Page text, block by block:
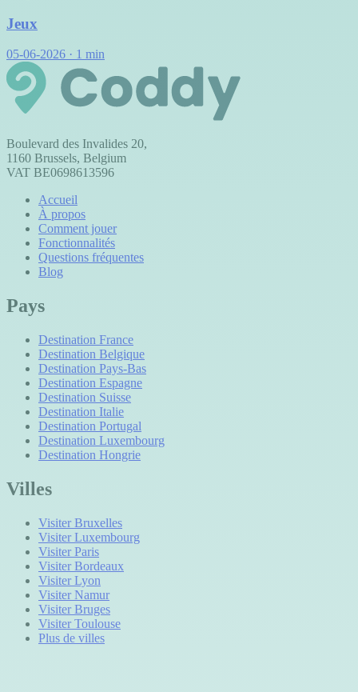
Jeux
05-06-2026 · 1 min
Boulevard des Invalides 20,
1160 Brussels, Belgium
VAT BE0698613596
Accueil
À propos
Comment jouer
Fonctionnalités
Questions fréquentes
Blog
Pays
Destination France
Destination Belgique
Destination Pays-Bas
Destination Espagne
Destination Suisse
Destination Italie
Destination Portugal
Destination Luxembourg
Destination Hongrie
Villes
Visiter Bruxelles
Visiter Luxembourg
Visiter Paris
Visiter Bordeaux
Visiter Lyon
Visiter Namur
Visiter Bruges
Visiter Toulouse
Plus de villes